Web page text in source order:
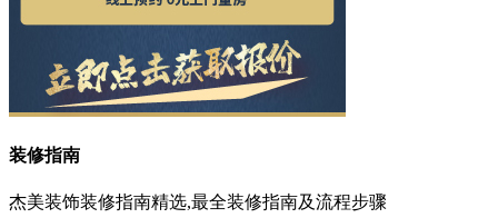
装修指南
杰美装饰装修指南精选,最全装修指南及流程步骤